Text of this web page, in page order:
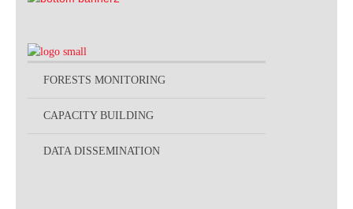
FORESTS MONITORING
CAPACITY BUILDING
DATA DISSEMINATION